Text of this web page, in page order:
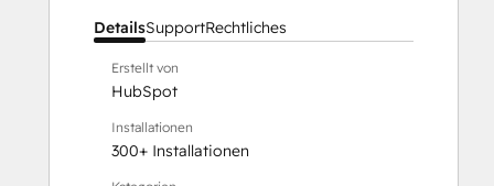
DetailsSupportRechtliches
Erstellt von
HubSpot
Installationen
300+ Installationen